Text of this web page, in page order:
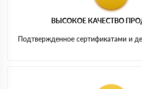
ВЫСОКОЕ КАЧЕСТВО
Подтвержденное сертификатами и